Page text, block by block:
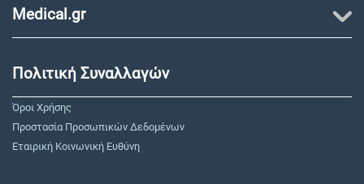
Medical.gr
Πολιτική Συναλλαγών
Όροι Χρήσης
Προστασία Προσωπικών Δεδομένων
Εταιρική Κοινωνική Ευθύνη
"